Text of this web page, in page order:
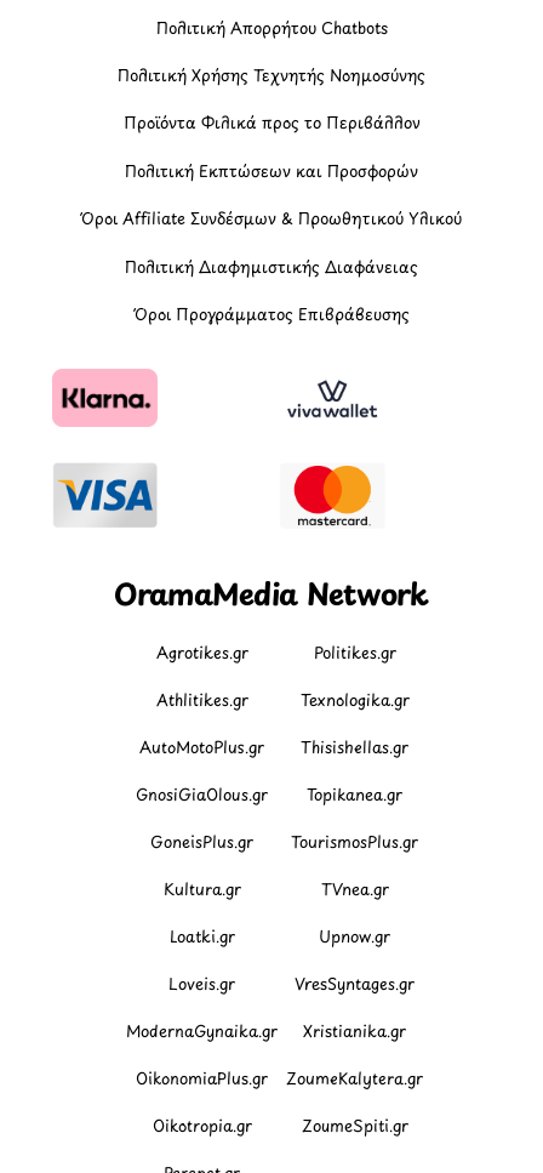
Πολιτική Απορρήτου Chatbots
Πολιτική Χρήσης Τεχνητής Νοημοσύνης
Προϊόντα Φιλικά προς το Περιβάλλον
Πολιτική Εκπτώσεων και Προσφορών
Όροι Affiliate Συνδέσμων & Προωθητικού Υλικού
Πολιτική Διαφημιστικής Διαφάνειας
Όροι Προγράμματος Επιβράβευσης
OramaMedia Network
Agrotikes.gr Politikes.gr
Athlitikes.gr Texnologika.gr
AutoMotoPlus.gr Thisishellas.gr
GnosiGiaOlous.gr Topikanea.gr
GoneisPlus.gr TourismosPlus.gr
Kultura.gr TVnea.gr
Loatki.gr Upnow.gr
Loveis.gr VresSyntages.gr
ModernaGynaika.gr Xristianika.gr
OikonomiaPlus.gr ZoumeKalytera.gr
Oikotropia.gr ZoumeSpiti.gr